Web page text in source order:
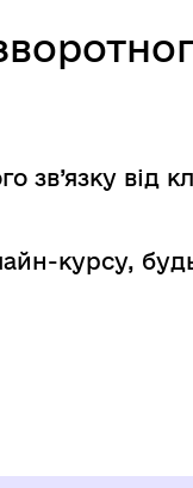
зв’язку від
курсу,